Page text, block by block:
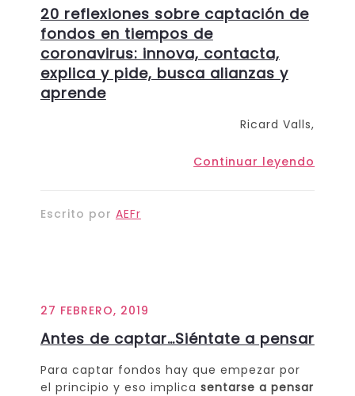
20 reflexiones sobre captación de
fondos en tiempos de
coronavirus: innova, contacta,
explica y pide, busca alianzas y
aprende
Ricard Valls,
Continuar leyendo
Escrito por AEFr
27 FEBRERO, 2019
Antes de captar…Siéntate a pensar
Para captar fondos hay que empezar por
el principio y eso implica sentarse a pensar